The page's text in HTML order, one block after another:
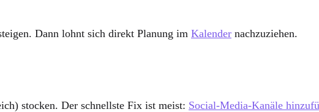
Dann lohnt sich direkt Planung im Kalender nachzuziehen.
stocken. Der schnellste Fix ist meist: Social-Media-Kanäle